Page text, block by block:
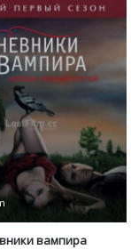
вампира